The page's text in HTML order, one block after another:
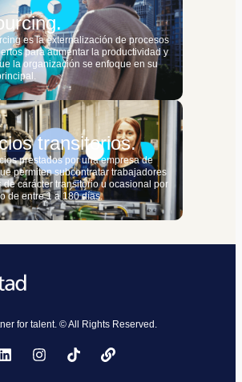
es la externalización de procesos
para aumentar la productividad y
la organización se enfoque en su
transitorios.
prestados por una empresa de
permiten subcontratar trabajadores
de carácter transitorio u ocasional por
de entre 1 a 180 días.
for talent. © All Rights Reserved.